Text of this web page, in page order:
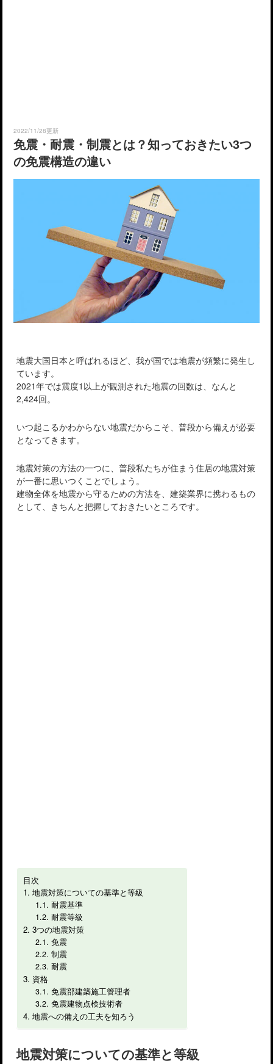
2022/11/28更新
免震・耐震・制震とは？知っておきたい3つ
の免震構造の違い
地震大国日本と呼ばれるほど、我が国では地震が頻繁に発生し
ています。
2021年では震度1以上が観測された地震の回数は、なんと
2,424回。
いつ起こるかわからない地震だからこそ、普段から備えが必要
となってきます。
地震対策の方法の一つに、普段私たちが住まう住居の地震対策
が一番に思いつくことでしょう。
建物全体を地震から守るための方法を、建築業界に携わるもの
として、きちんと把握しておきたいところです。
目次
地震対策についての基準と等級
耐震基準
耐震等級
3つの地震対策
免震
制震
耐震
資格
免震部建築施工管理者
免震建物点検技術者
地震への備えの工夫を知ろう
地震対策についての基準と等級